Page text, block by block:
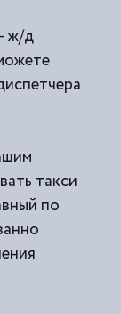
ж/д
такси
по